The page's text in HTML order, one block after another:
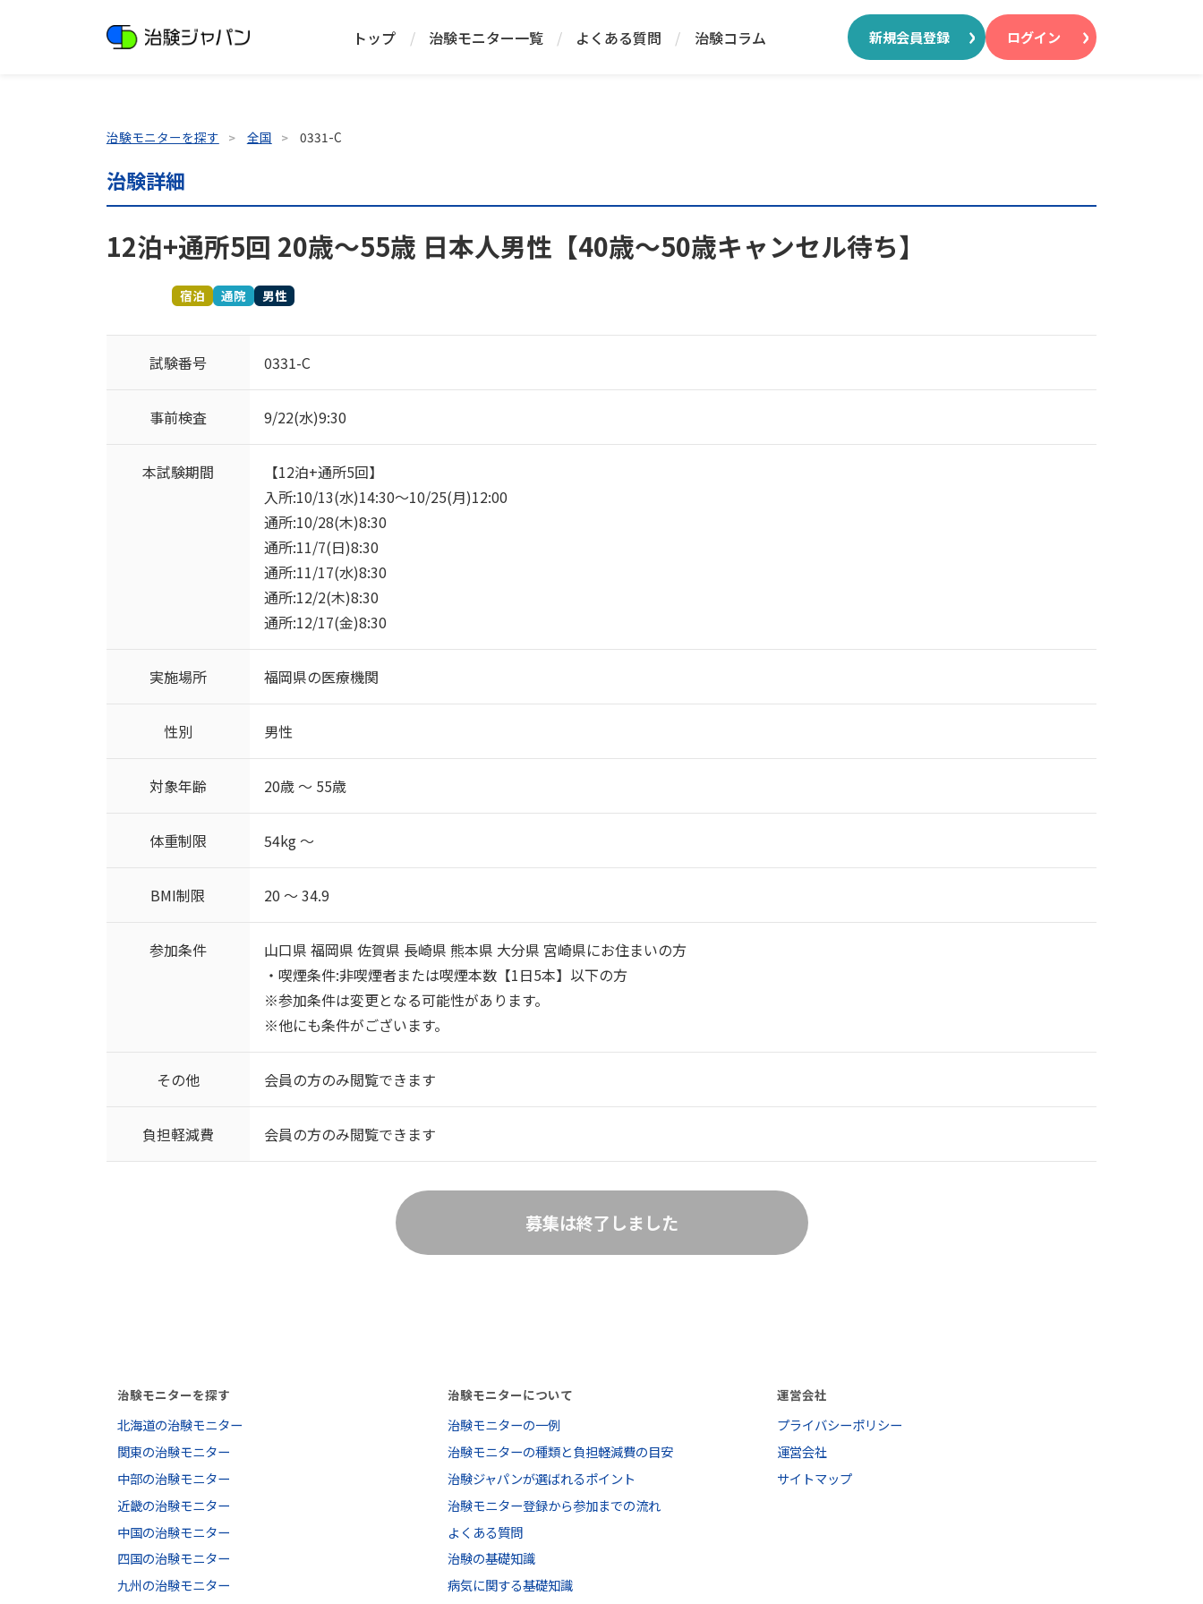
トップ / 治験モニター一覧 / よくある質問 / 治験コラム 新規会員登録 ログイン
治験モニターを探す 全国 0331-C
治験詳細
12泊+通所5回 20歳～55歳 日本人男性【40歳～50歳キャンセル待ち】
宿泊 通院 男性
試験番号 0331-C
事前検査 9/22(水)9:30
本試験期間
【12泊+通所5回】
入所:10/13(水)14:30～10/25(月)12:00
通所:10/28(木)8:30
通所:11/7(日)8:30
通所:11/17(水)8:30
通所:12/2(木)8:30
通所:12/17(金)8:30
実施場所 福岡県の医療機関
性別 男性
対象年齢 20歳 ～ 55歳
体重制限 54kg ～
BMI制限 20 ～ 34.9
参加条件
山口県 福岡県 佐賀県 長崎県 熊本県 大分県 宮崎県にお住まいの方
・喫煙条件:非喫煙者または喫煙本数【1日5本】以下の方
※参加条件は変更となる可能性があります。
※他にも条件がございます。
その他 会員の方のみ閲覧できます
負担軽減費 会員の方のみ閲覧できます
募集は終了しました
治験モニターを探す
北海道の治験モニター
関東の治験モニター
中部の治験モニター
近畿の治験モニター
中国の治験モニター
四国の治験モニター
九州の治験モニター
治験モニターについて
治験モニターの一例
治験モニターの種類と負担軽減費の目安
治験ジャパンが選ばれるポイント
治験モニター登録から参加までの流れ
よくある質問
治験の基礎知識
病気に関する基礎知識
運営会社
プライバシーポリシー
運営会社
サイトマップ